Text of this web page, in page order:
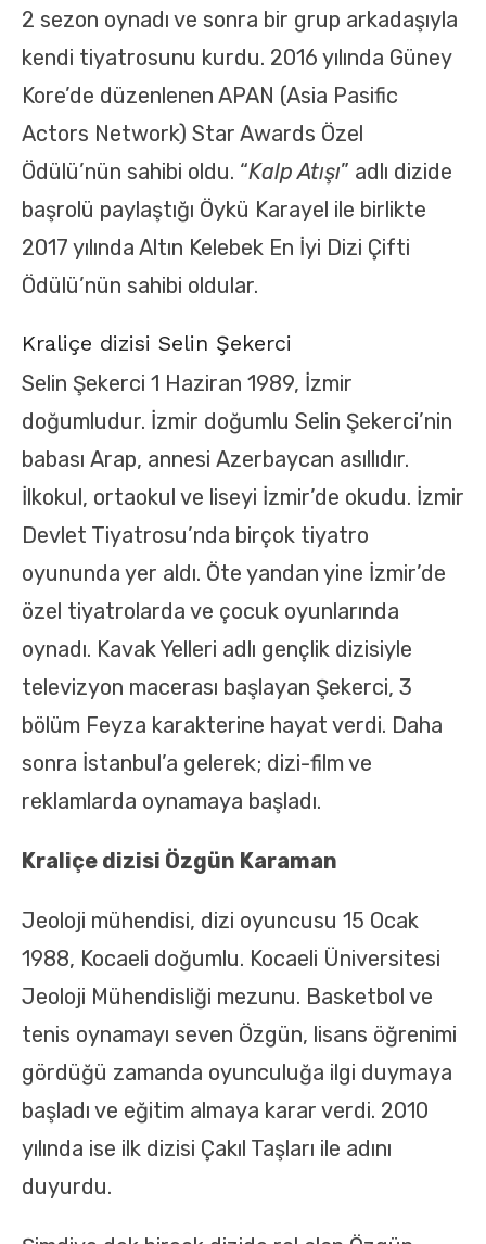
2 sezon oynadı ve sonra bir grup arkadaşıyla
kendi tiyatrosunu kurdu. 2016 yılında Güney
Kore’de düzenlenen APAN (Asia Pasific
Actors Network) Star Awards Özel
Ödülü’nün sahibi oldu. “Kalp Atışı” adlı dizide
başrolü paylaştığı Öykü Karayel ile birlikte
2017 yılında Altın Kelebek En İyi Dizi Çifti
Ödülü’nün sahibi oldular.
Kraliçe dizisi Selin Şekerci
Selin Şekerci 1 Haziran 1989, İzmir
doğumludur. İzmir doğumlu Selin Şekerci’nin
babası Arap, annesi Azerbaycan asıllıdır.
İlkokul, ortaokul ve liseyi İzmir’de okudu. İzmir
Devlet Tiyatrosu’nda birçok tiyatro
oyununda yer aldı. Öte yandan yine İzmir’de
özel tiyatrolarda ve çocuk oyunlarında
oynadı. Kavak Yelleri adlı gençlik dizisiyle
televizyon macerası başlayan Şekerci, 3
bölüm Feyza karakterine hayat verdi. Daha
sonra İstanbul’a gelerek; dizi-film ve
reklamlarda oynamaya başladı.
Kraliçe dizisi Özgün Karaman
Jeoloji mühendisi, dizi oyuncusu 15 Ocak
1988, Kocaeli doğumlu. Kocaeli Üniversitesi
Jeoloji Mühendisliği mezunu. Basketbol ve
tenis oynamayı seven Özgün, lisans öğrenimi
gördüğü zamanda oyunculuğa ilgi duymaya
başladı ve eğitim almaya karar verdi. 2010
yılında ise ilk dizisi Çakıl Taşları ile adını
duyurdu.